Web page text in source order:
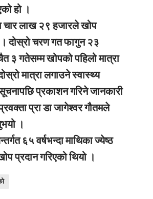
हो ।
चार लाख २९ हजारले खोप
दोस्रो चरण गत फागुन २३
३ गतेसम्म खोपको पहिलो मात्रा
मात्रा लगाउने स्वास्थ्य
प्रकाशन गरिने जानकारी
प्रा डा जागेश्वर गौतमले
।
६५ वर्षभन्दा माथिका ज्येष्ठ
प्रदान गरिएको थियो ।